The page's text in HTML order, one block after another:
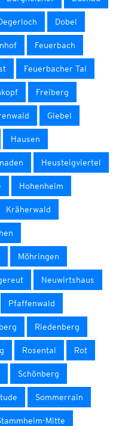
Dobel
Feuerbach
Feuerbacher Tal
Freiberg
Giebel
Hausen
Heusteigviertel
Hohenheim
Kräherwald
Möhringen
Neuwirtshaus
Pfaffenwald
Riedenberg
Rosental Rot
Schönberg
Sommerrain
Mitte